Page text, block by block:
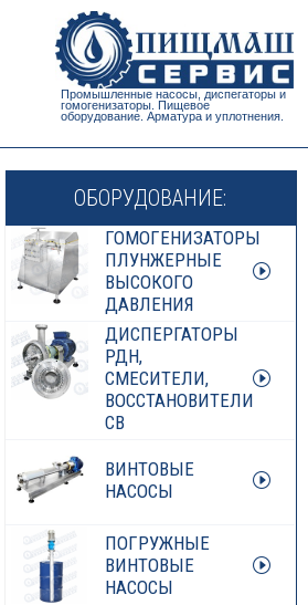
Промышленные насосы, диспегаторы и
гомогенизаторы. Пищевое
оборудование. Арматура и уплотнения.
ОБОРУДОВАНИЕ:
ГОМОГЕНИЗАТОРЫ
ПЛУНЖЕРНЫЕ
ВЫСОКОГО
ДАВЛЕНИЯ
ДИСПЕРГАТОРЫ
РДН,
СМЕСИТЕЛИ,
ВОССТАНОВИТЕЛИ
СВ
ВИНТОВЫЕ
НАСОСЫ
ПОГРУЖНЫЕ
ВИНТОВЫЕ
НАСОСЫ